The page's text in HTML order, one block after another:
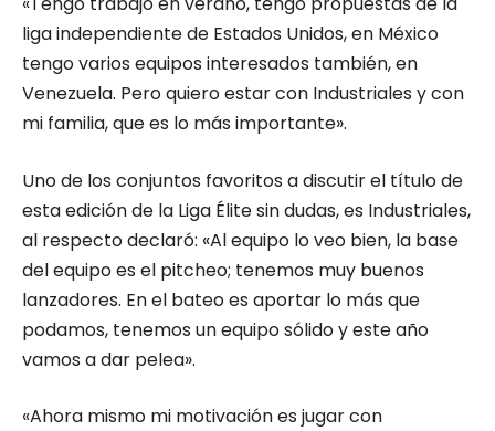
liga independiente de Estados Unidos, en México
tengo varios equipos interesados también, en
Venezuela. Pero quiero estar con Industriales y con
mi familia, que es lo más importante».
Uno de los conjuntos favoritos a discutir el título de
esta edición de la Liga Élite sin dudas, es Industriales,
al respecto declaró: «Al equipo lo veo bien, la base
del equipo es el pitcheo; tenemos muy buenos
lanzadores. En el bateo es aportar lo más que
podamos, tenemos un equipo sólido y este año
vamos a dar pelea».
«Ahora mismo mi motivación es jugar con